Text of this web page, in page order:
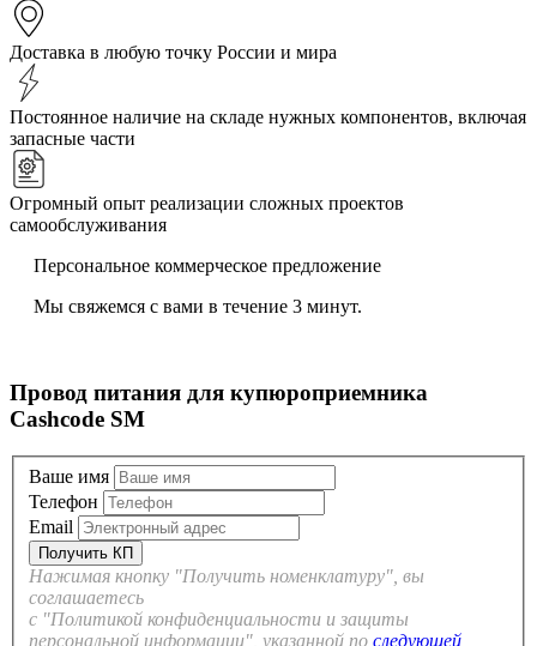
Доставка в любую точку России и мира
Постоянное наличие на складе нужных компонентов, включая
запасные части
Огромный опыт реализации сложных проектов
самообслуживания
Персональное коммерческое предложение
Мы свяжемся с вами в течение 3 минут.
Провод питания для купюроприемника
Cashcode SM
Ваше имя
Телефон
Email
Нажимая кнопку "Получить номенклатуру", вы
соглашаетесь
с "Политикой конфиденциальности и защиты
персональной информации", указанной по следующей